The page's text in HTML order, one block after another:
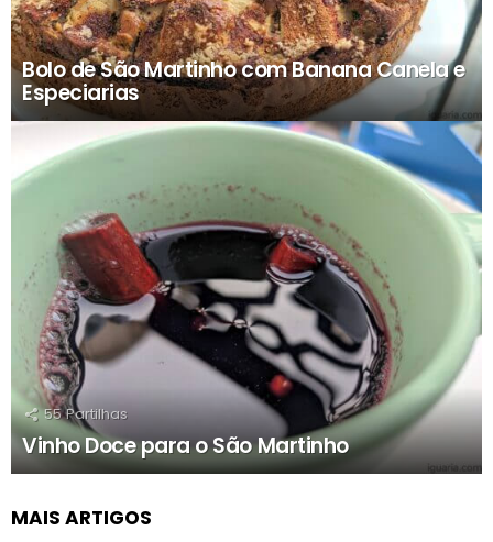
Bolo de São Martinho com Banana Canela e
Especiarias
55 Partilhas
Vinho Doce para o São Martinho
MAIS ARTIGOS